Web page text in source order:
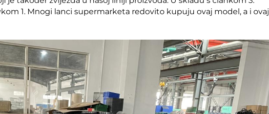
1. Mnogi lanci supermarketa redovito kupuju ovaj model, a i ovaj